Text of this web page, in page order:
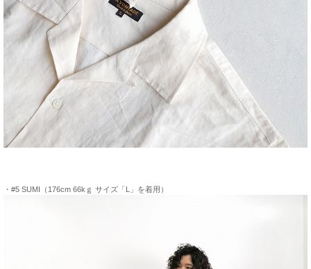
・#5 SUMI（176cm 66kｇ サイズ「L」を着用）